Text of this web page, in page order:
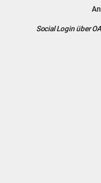
Social Login über